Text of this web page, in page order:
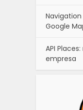
Navigation
Google
API
empresa